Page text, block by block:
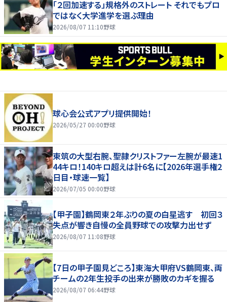
「２回加速する」規格外のストレート それでもプロ
ではなく大学進学を選ぶ理由
2026/08/07 11:10野球
球心会公式アプリ提供開始！
2026/05/27 00:00野球
東筑の大型右腕、聖隷クリストファー左腕が最速1
44キロ！140キロ超えは計6名に【2026年選手権2
日目・球速一覧】
2026/07/05 00:00野球
【甲子園】鶴岡東２年ぶりの夏の白星逃す 初回３
失点が響き自慢の全員野球での攻撃力出せず
2026/08/07 11:08野球
【7日の甲子園見どころ】東海大甲府VS鶴岡東、両
チームの2年生投手の出来が勝敗のカギを握る
2026/08/07 06:44野球